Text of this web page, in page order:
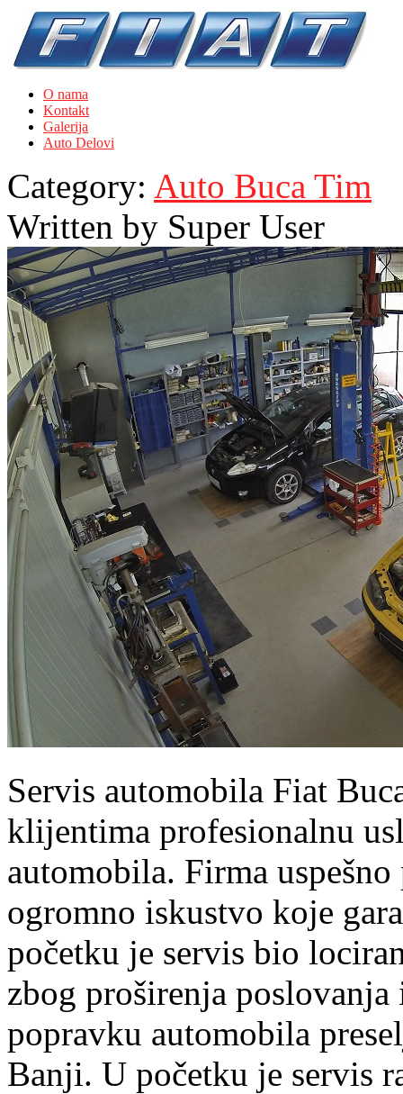
O nama
Kontakt
Galerija
Auto Delovi
Category: Auto Buca Tim
Written by Super User
Servis automobila Fiat
klijentima profesionalnu
automobila. Firma
ogromno iskustvo koje
početku je servis bio
zbog proširenja poslovanja
popravku automobila
Banji. U početku je servis